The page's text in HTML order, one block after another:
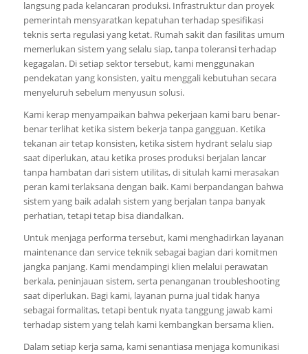
langsung pada kelancaran produksi. Infrastruktur dan proyek
pemerintah mensyaratkan kepatuhan terhadap spesifikasi
teknis serta regulasi yang ketat. Rumah sakit dan fasilitas umum
memerlukan sistem yang selalu siap, tanpa toleransi terhadap
kegagalan. Di setiap sektor tersebut, kami menggunakan
pendekatan yang konsisten, yaitu menggali kebutuhan secara
menyeluruh sebelum menyusun solusi.
Kami kerap menyampaikan bahwa pekerjaan kami baru benar-
benar terlihat ketika sistem bekerja tanpa gangguan. Ketika
tekanan air tetap konsisten, ketika sistem hydrant selalu siap
saat diperlukan, atau ketika proses produksi berjalan lancar
tanpa hambatan dari sistem utilitas, di situlah kami merasakan
peran kami terlaksana dengan baik. Kami berpandangan bahwa
sistem yang baik adalah sistem yang berjalan tanpa banyak
perhatian, tetapi tetap bisa diandalkan.
Untuk menjaga performa tersebut, kami menghadirkan layanan
maintenance dan service teknik sebagai bagian dari komitmen
jangka panjang. Kami mendampingi klien melalui perawatan
berkala, peninjauan sistem, serta penanganan troubleshooting
saat diperlukan. Bagi kami, layanan purna jual tidak hanya
sebagai formalitas, tetapi bentuk nyata tanggung jawab kami
terhadap sistem yang telah kami kembangkan bersama klien.
Dalam setiap kerja sama, kami senantiasa menjaga komunikasi